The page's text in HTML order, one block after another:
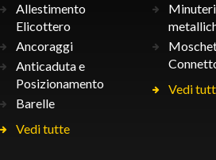
Allestimento
Elicottero
Ancoraggi
Anticaduta e
Posizionamento
Barelle
Vedi tutte
Vedi